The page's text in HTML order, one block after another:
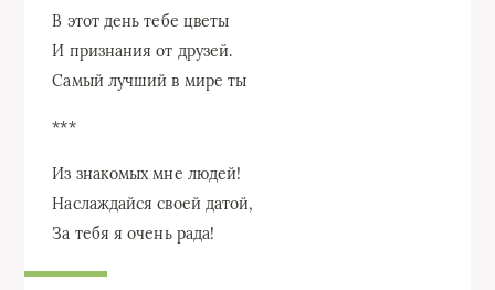
В этот день тебе цветы
И признания от друзей.
Самый лучший в мире ты
***
Из знакомых мне людей!
Наслаждайся своей датой,
За тебя я очень рада!